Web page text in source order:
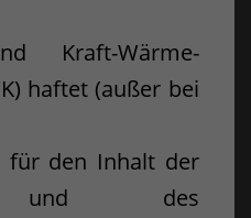
Kraft-Wärme-
haftet (außer bei
für den Inhalt der
und des